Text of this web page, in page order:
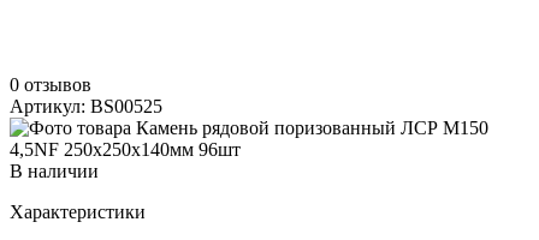
0 отзывов
Артикул: BS00525
В наличии
Характеристики